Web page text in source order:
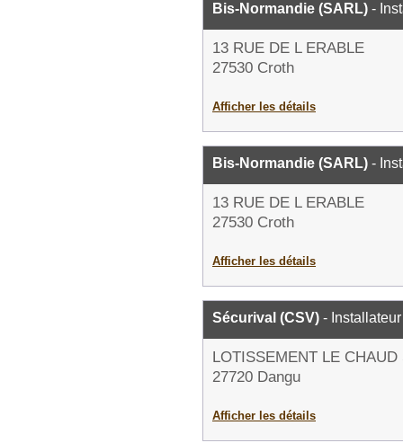
Bis-Normandie (SARL) -
13 RUE DE L ERABLE
27530 Croth
Afficher les détails
Bis-Normandie (SARL) -
13 RUE DE L ERABLE
27530 Croth
Afficher les détails
Sécurival (CSV) -
LOTISSEMENT LE CHAUD
27720 Dangu
Afficher les détails